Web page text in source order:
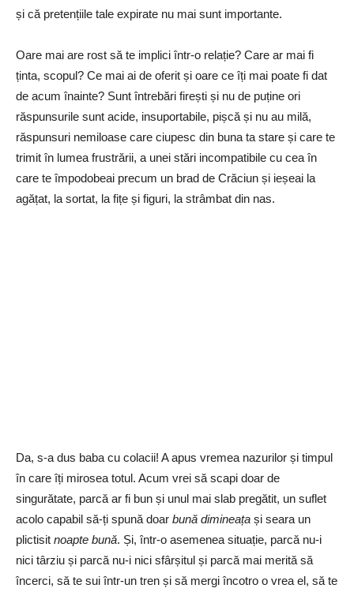
și că pretențiile tale expirate nu mai sunt importante.
Oare mai are rost să te implici într-o relație? Care ar mai fi
ținta, scopul? Ce mai ai de oferit și oare ce îți mai poate fi dat
de acum înainte? Sunt întrebări firești și nu de puține ori
răspunsurile sunt acide, insuportabile, pișcă și nu au milă,
răspunsuri nemiloase care ciupesc din buna ta stare și care te
trimit în lumea frustrării, a unei stări incompatibile cu cea în
care te împodobeai precum un brad de Crăciun și ieșeai la
agățat, la sortat, la fițe și figuri, la strâmbat din nas.
Da, s-a dus baba cu colacii! A apus vremea nazurilor și timpul
în care îți mirosea totul. Acum vrei să scapi doar de
singurătate, parcă ar fi bun și unul mai slab pregătit, un suflet
acolo capabil să-ți spună doar bună dimineața și seara un
plictisit noapte bună. Și, într-o asemenea situație, parcă nu-i
nici târziu și parcă nu-i nici sfârșitul și parcă mai merită să
încerci, să te sui într-un tren și să mergi încotro o vrea el, să te